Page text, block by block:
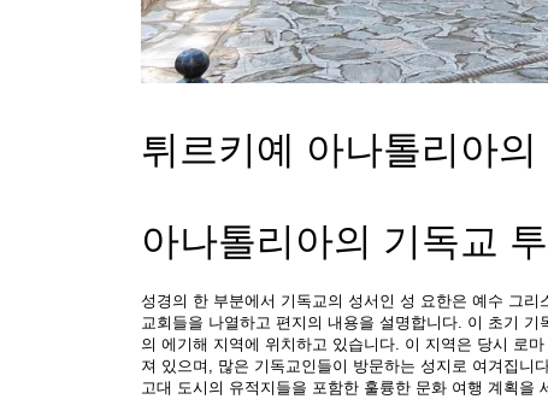
튀르키예 아나톨리아의
아나톨리아의 기독교
성경의 한 부분에서 기독교의 성서인 성 요한은 예수 그
교회들을 나열하고 편지의 내용을 설명합니다. 이 초기
의 에기해 지역에 위치하고 있습니다. 이 지역은 당시 로
져 있으며, 많은 기독교인들이 방문하는 성지로 여겨집니
고대 도시의 유적지들을 포함한 훌륭한 문화 여행 계획을